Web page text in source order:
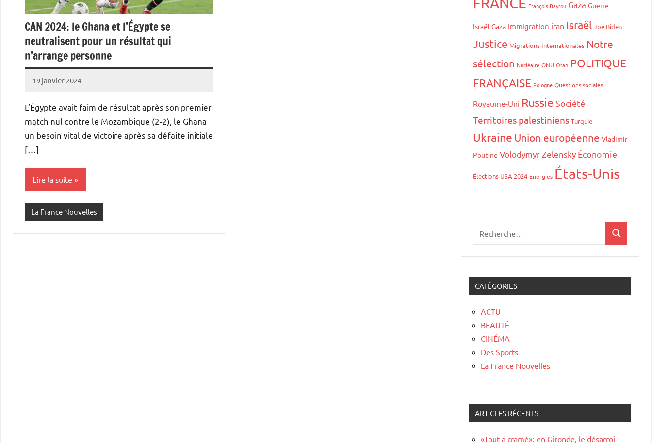
CAN 2024: le Ghana et l’Égypte se
neutralisent pour un résultat qui
n’arrange personne
19 janvier 2024
Admins
L’Égypte avait faim de résultat après son premier
match nul contre le Mozambique (2-2), le Ghana
un besoin vital de victoire après sa défaite initiale
[…]
Lire la suite
La France Nouvelles
François Bayrou Gaza Guerre
Israël-Gaza Immigration iran Israël Joe Biden
Justice Migrations Internationales Notre
sélection Nucléaire ONU Otan POLITIQUE
FRANÇAISE Pologne Questions sociales
Royaume-Uni Russie Société
Territoires palestiniens Turquie
Ukraine Union européenne Vladimir
Poutine Volodymyr Zelensky Économie
Élections USA 2024 Énergies États-Unis
CATÉGORIES
ACTU
BEAUTÉ
CINÉMA
Des Sports
La France Nouvelles
ARTICLES RÉCENTS
«Tout a cramé»: en Gironde, le désarroi